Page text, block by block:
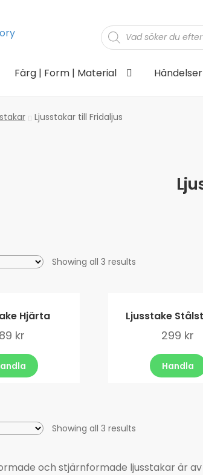
Products
search
Färg | Form | Material Händelser
Ljusstakar till Fridaljus
Showing all 3 results
Hjärta
kr
Ljusstake
299 kr
Handla
Showing all 3 results
och stjärnformade ljusstakar är